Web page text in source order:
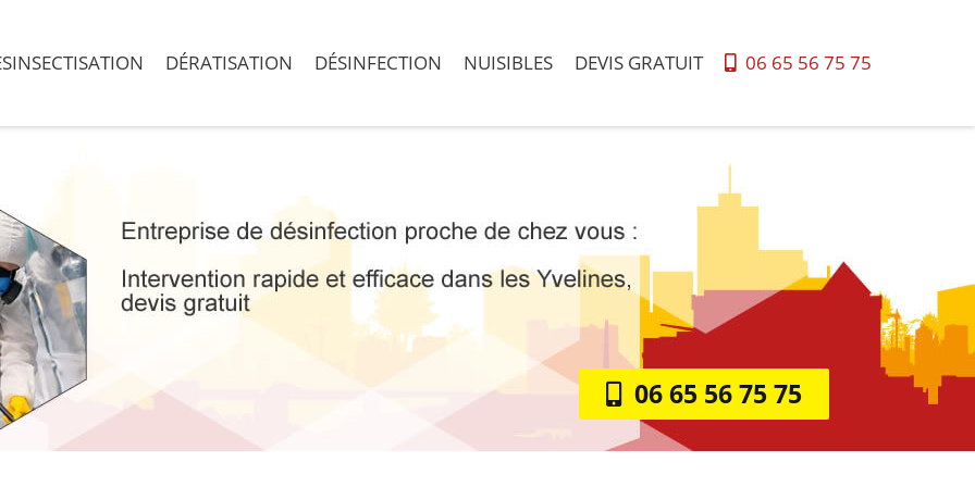
DÉRATISATION DÉSINFECTION NUISIBLES DEVIS GRATUIT 06 65 56 75 75
06 65 56 75 75